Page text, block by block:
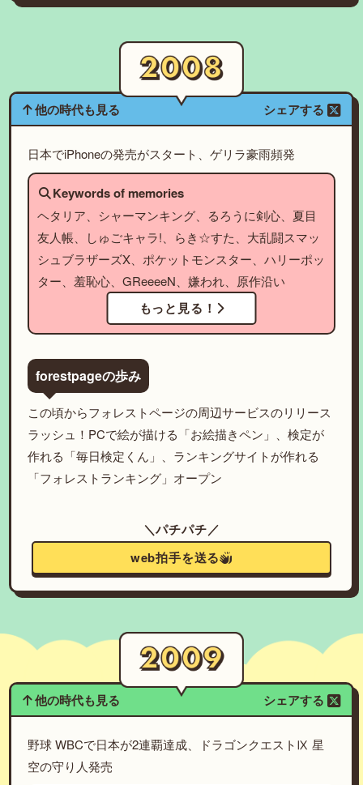
他の時代も見る シェアする
日本でiPhoneの発売がスタート、ゲリラ豪雨頻発
Keywords of memories
ヘタリア、シャーマンキング、るろうに剣心、夏目
友人帳、しゅごキャラ!、らき☆すた、大乱闘スマッ
シュブラザーズX、ポケットモンスター、ハリーポッ
ター、羞恥心、GReeeeN、嫌われ、原作沿い
もっと見る！
forestpageの歩み
この頃からフォレストページの周辺サービスのリリース
ラッシュ！PCで絵が描ける「お絵描きペン」、検定が
作れる「毎日検定くん」、ランキングサイトが作れる
「フォレストランキング」オープン
＼パチパチ／
web拍手を送る
他の時代も見る シェアする
野球 WBCで日本が2連覇達成、ドラゴンクエストⅨ 星
空の守り人発売